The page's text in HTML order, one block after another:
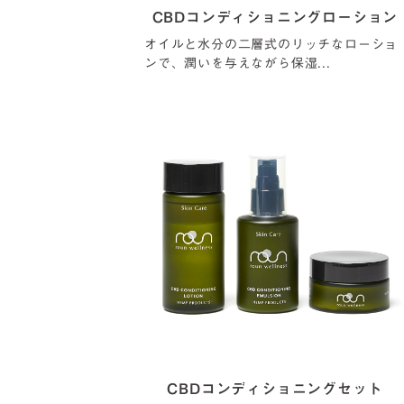
CBDコンディショニングローション
オイルと水分の二層式のリッチなローショ
ンで、潤いを与えながら保湿...
CBDコンディショニングセット